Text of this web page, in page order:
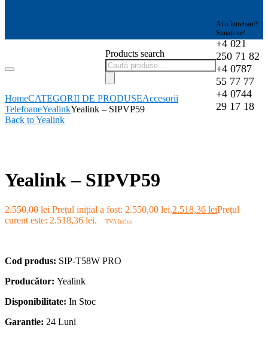
Products search
Ai o întrebare?
Sunați-ne!
+4 021
250 71 82
+4 0787
55 77 77
+4 0744
29 17 18
HomeCATEGORII DE PRODUSEAccesorii
TelefoaneYealinkYealink – SIPVP59
Back to Yealink
Yealink – SIPVP59
2.550,00lei Prețul inițial a fost: 2.550,00 lei.2.518,36 leiPrețul
curent este: 2.518,36 lei.
TVA Inclus
Cod produs: SIP-T58W PRO
Producător: Yealink
Disponibilitate: In Stoc
Garantie: 24 Luni